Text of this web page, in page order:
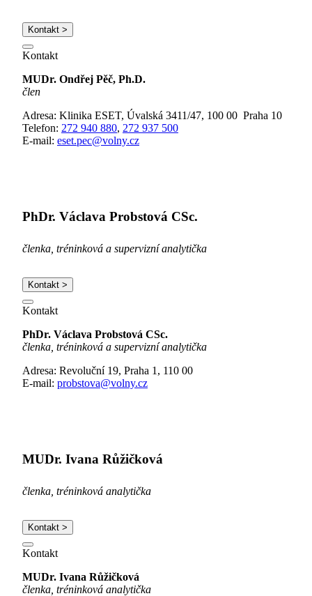
Kontakt >
Kontakt
MUDr. Ondřej Pěč, Ph.D.
člen
Adresa: Klinika ESET, Úvalská 3411/47, 100 00 Praha 10
Telefon: 272 940 880, 272 937 500
E-mail: eset.pec@volny.cz
PhDr. Václava Probstová CSc.
členka, tréninková a supervizní analytička
Kontakt >
Kontakt
PhDr. Václava Probstová CSc.
členka, tréninková a supervizní analytička
Adresa: Revoluční 19, Praha 1, 110 00
E-mail: probstova@volny.cz
MUDr. Ivana Růžičková
členka, tréninková analytička
Kontakt >
Kontakt
MUDr. Ivana Růžičková
členka, tréninková analytička